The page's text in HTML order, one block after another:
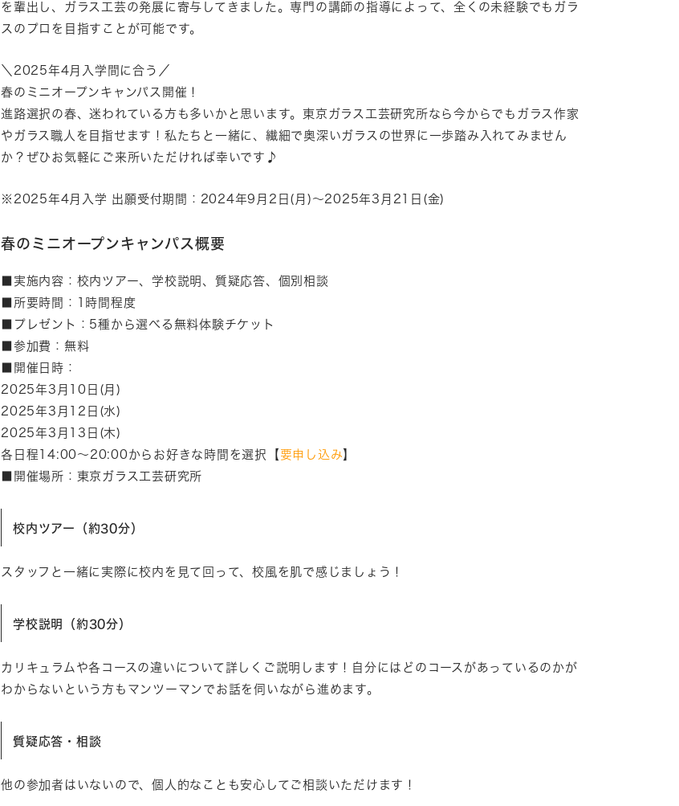
を輩出し、ガラス工芸の発展に寄与してきました。専門の講師の指導によって、全くの未経験でもガラ
スのプロを目指すことが可能です。
＼2025年4月入学間に合う／
春のミニオープンキャンパス開催！
進路選択の春、迷われている方も多いかと思います。東京ガラス工芸研究所なら今からでもガラス作家
やガラス職人を目指せます！私たちと一緒に、繊細で奥深いガラスの世界に一歩踏み入れてみません
か？ぜひお気軽にご来所いただければ幸いです♪
※2025年4月入学 出願受付期間：2024年9月2日(月)～2025年3月21日(金)
春のミニオープンキャンパス概要
■実施内容：校内ツアー、学校説明、質疑応答、個別相談
■所要時間：1時間程度
■プレゼント：5種から選べる無料体験チケット
■参加費：無料
■開催日時：
2025年3月10日(月)
2025年3月12日(水)
2025年3月13日(木)
各日程14:00～20:00からお好きな時間を選択【 要申し込み 】
■開催場所： 東京ガラス工芸研究所
校内ツアー（約30分）
スタッフと一緒に実際に校内を見て回って、校風を肌で感じましょう！
学校説明（約30分）
カリキュラムや各コースの違いについて詳しくご説明します！自分にはどのコースがあっているのかが
わからないという方もマンツーマンでお話を伺いながら進めます。
質疑応答・相談
他の参加者はいないので、個人的なことも安心してご相談いただけます！